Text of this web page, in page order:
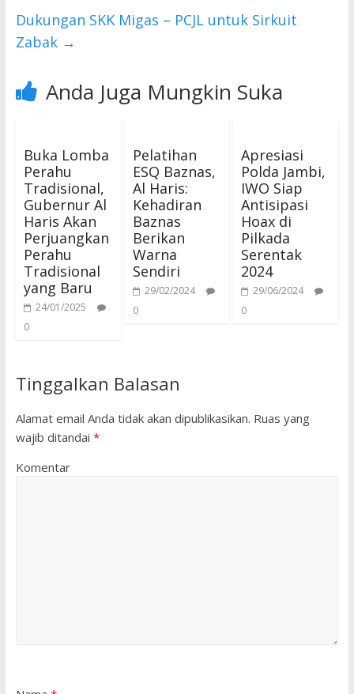
Dukungan SKK Migas – PCJL untuk Sirkuit
Zabak →
Anda Juga Mungkin Suka
Buka Lomba
Perahu
Tradisional,
Gubernur Al
Haris Akan
Perjuangkan
Perahu
Tradisional
yang Baru
24/01/2025
0
Pelatihan
ESQ Baznas,
Al Haris:
Kehadiran
Baznas
Berikan
Warna
Sendiri
29/02/2024
0
Apresiasi
Polda Jambi,
IWO Siap
Antisipasi
Hoax di
Pilkada
Serentak
2024
29/06/2024
0
Tinggalkan Balasan
Alamat email Anda tidak akan dipublikasikan. Ruas yang
wajib ditandai *
Komentar